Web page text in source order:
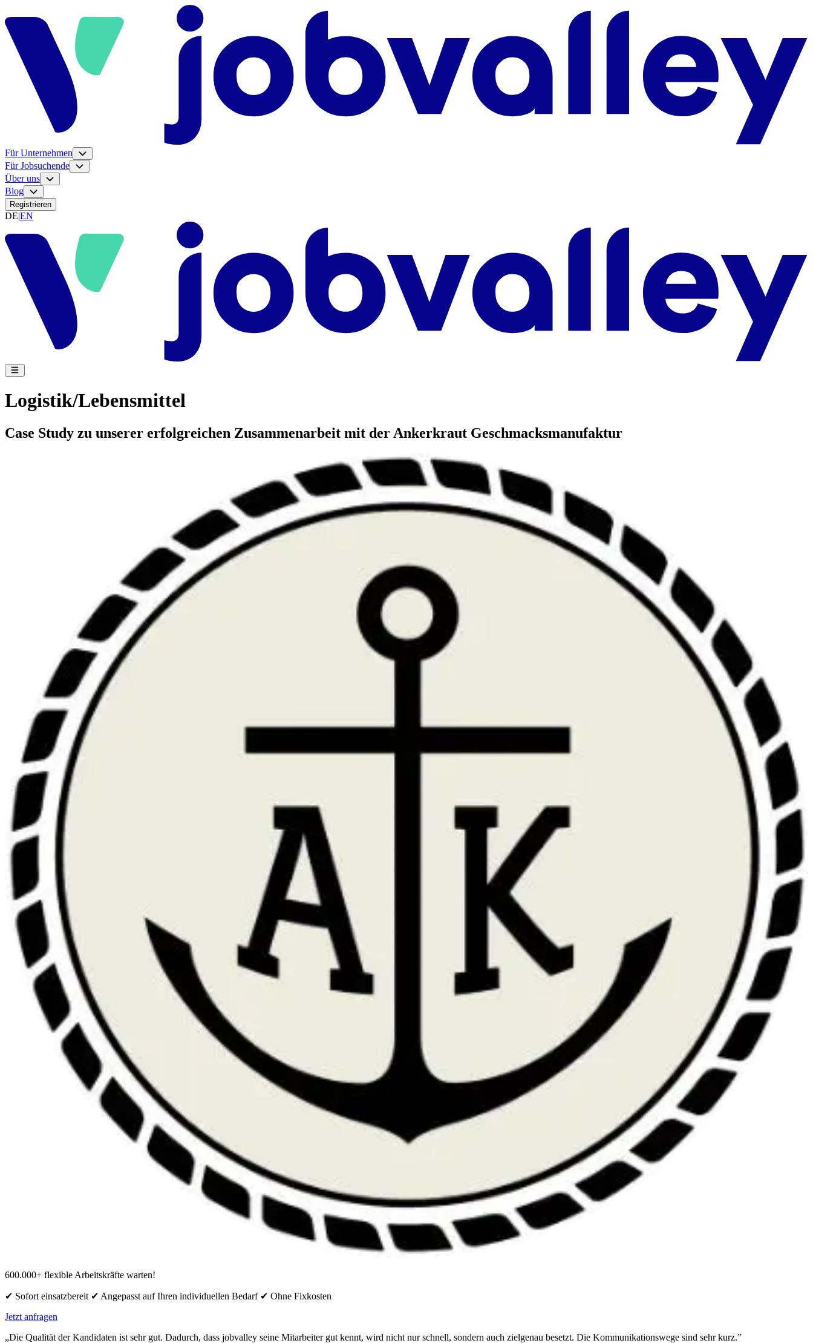
Für Unternehmen
Für Jobsuchende
Über uns
Blog
Registrieren
DE|EN
Logistik/Lebensmittel
Case Study zu unserer erfolgreichen Zusammenarbeit mit der Ankerkraut Geschmacksmanufaktur
600.000+ flexible Arbeitskräfte warten!
✔ Sofort einsatzbereit ✔ Angepasst auf Ihren individuellen Bedarf ✔ Ohne Fixkosten
Jetzt anfragen
„Die Qualität der Kandidaten ist sehr gut. Dadurch, dass jobvalley seine Mitarbeiter gut kennt, wird nicht nur schnell, sondern auch zielgenau besetzt. Die Kommunikationswege sind sehr kurz.”